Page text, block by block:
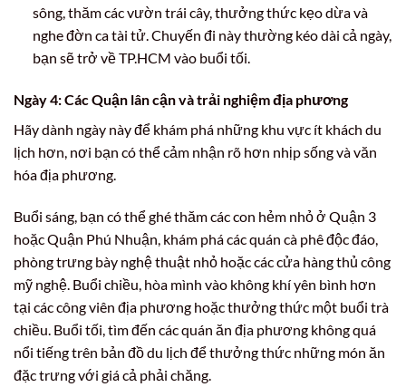
sông, thăm các vườn trái cây, thưởng thức kẹo dừa và
nghe đờn ca tài tử. Chuyến đi này thường kéo dài cả ngày,
bạn sẽ trở về TP.HCM vào buổi tối.
Ngày 4: Các Quận lân cận và trải nghiệm địa phương
Hãy dành ngày này để khám phá những khu vực ít khách du
lịch hơn, nơi bạn có thể cảm nhận rõ hơn nhịp sống và văn
hóa địa phương.
Buổi sáng, bạn có thể ghé thăm các con hẻm nhỏ ở Quận 3
hoặc Quận Phú Nhuận, khám phá các quán cà phê độc đáo,
phòng trưng bày nghệ thuật nhỏ hoặc các cửa hàng thủ công
mỹ nghệ. Buổi chiều, hòa mình vào không khí yên bình hơn
tại các công viên địa phương hoặc thưởng thức một buổi trà
chiều. Buổi tối, tìm đến các quán ăn địa phương không quá
nổi tiếng trên bản đồ du lịch để thưởng thức những món ăn
đặc trưng với giá cả phải chăng.